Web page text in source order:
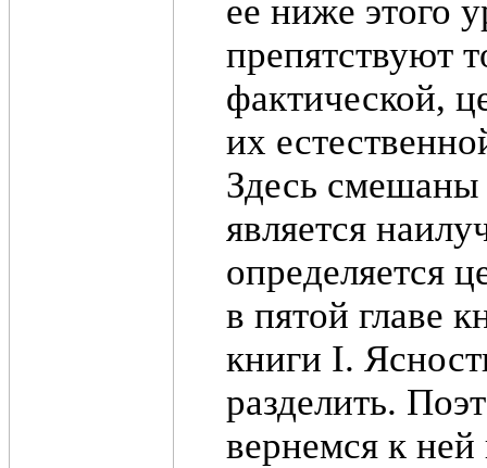
ее ниже этого
препятствуют
фактической,
их
Здесь смешаны
является
определяется
в пятой главе
книги I.
разделить.
вернемся к ней